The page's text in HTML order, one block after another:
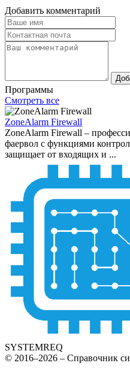
Добавить комментарий
Программы
Смотреть все
ZoneAlarm Firewall
ZoneAlarm Firewall –
фаервол с функциями
защищает от входящих и ...
SYSTEMREQ
© 2016–2026 – Справочник